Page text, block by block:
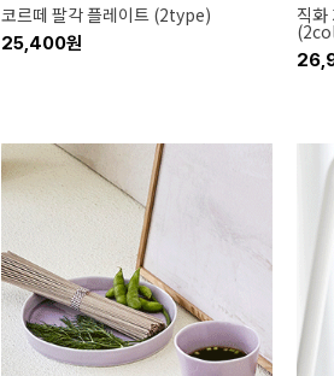
코르떼 팔각 플레이트 (2type)
25,400원
직화